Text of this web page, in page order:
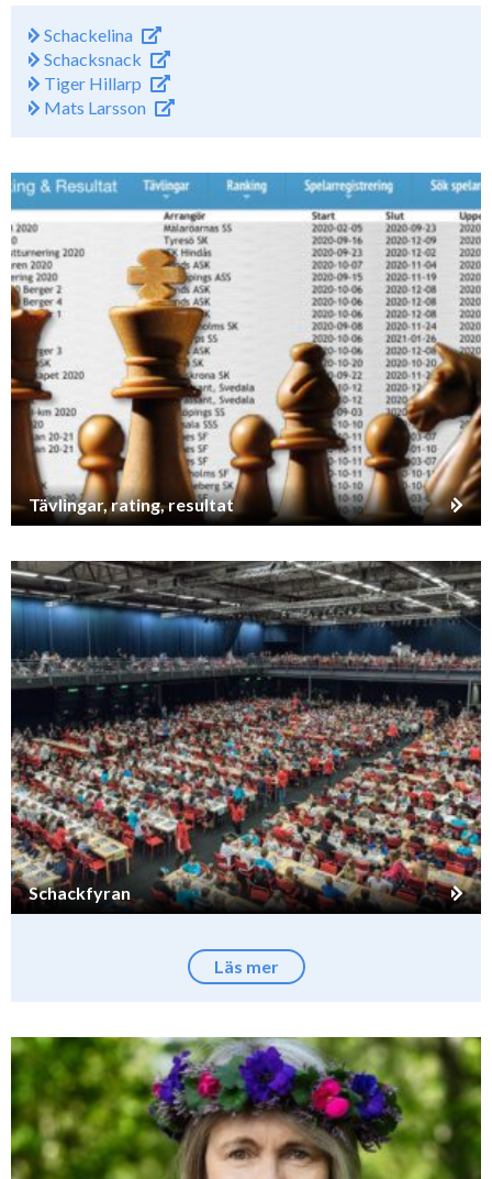
Schackelina
Schacksnack
Tiger Hillarp
Mats Larsson
Tävlingar, rating, resultat
Schackfyran
Läs mer